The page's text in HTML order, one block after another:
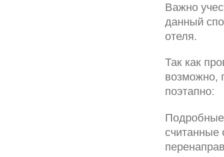
Важно
данный
отеля.
Так как
возможно,
поэтапно:
Подробные
считанные